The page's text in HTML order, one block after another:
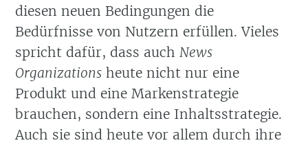
diesen neuen Bedingungen die
Bedürfnisse von Nutzern erfüllen. Vieles
spricht dafür, dass auchNews
Organizations heute nicht nur eine
Produkt und eine Markenstrategie
brauchen, sondern eine Inhaltsstrategie.
Auch sie sind heute vor allem durch ihre